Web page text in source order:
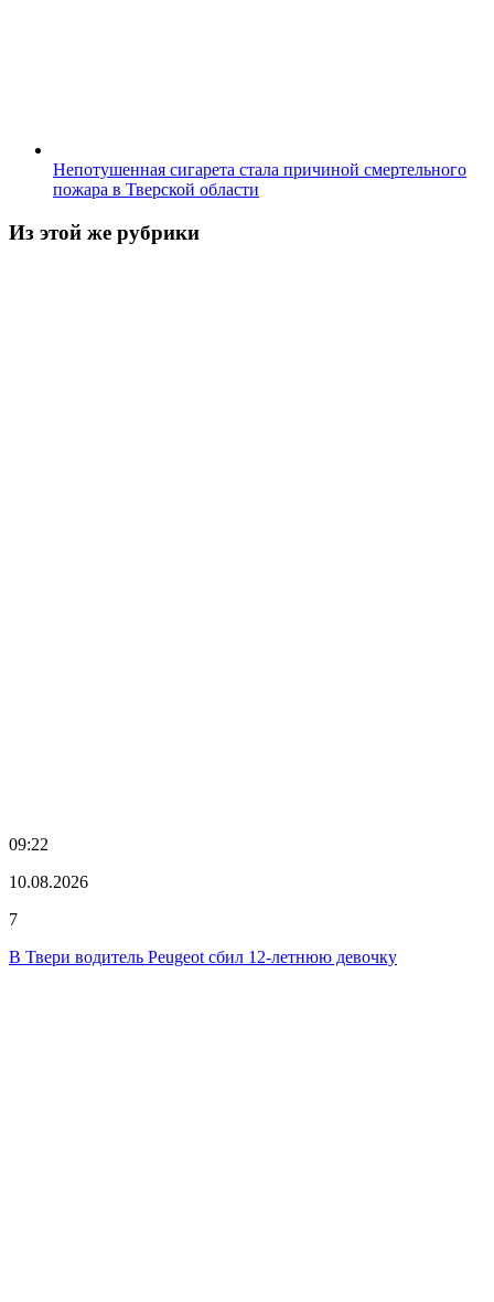
Непотушенная сигарета стала причиной смертельного
пожара в Тверской области
Из этой же рубрики
09:22
10.08.2026
7
В Твери водитель Peugeot сбил 12-летнюю девочку